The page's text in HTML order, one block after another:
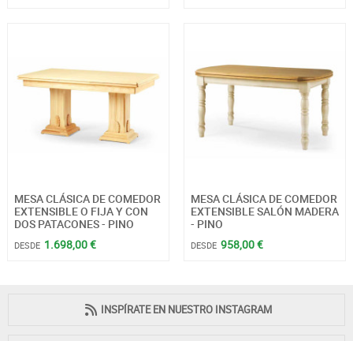
MESA CLÁSICA DE COMEDOR
EXTENSIBLE O FIJA Y CON
DOS PATACONES - PINO
DESDE 1.698,00 €
MESA CLÁSICA DE COMEDOR
EXTENSIBLE SALÓN MADERA
- PINO
DESDE 958,00 €
INSPÍRATE EN NUESTRO INSTAGRAM